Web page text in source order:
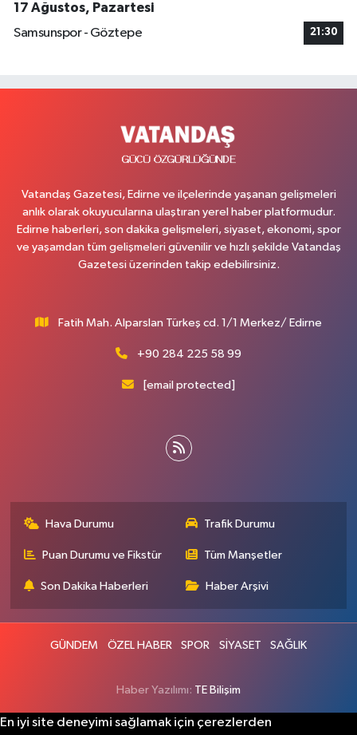
17 Ağustos, Pazartesi
Samsunspor - Göztepe
21:30
Vatandaş Gazetesi, Edirne ve ilçelerinde yaşanan gelişmeleri
anlık olarak okuyucularına ulaştıran yerel haber platformudur.
Edirne haberleri, son dakika gelişmeleri, siyaset, ekonomi, spor
ve yaşamdan tüm gelişmeleri güvenilir ve hızlı şekilde Vatandaş
Gazetesi üzerinden takip edebilirsiniz.
Fatih Mah. Alparslan Türkeş cd. 1/1 Merkez/ Edirne
+90 284 225 58 99
[email protected]
Hava Durumu Trafik Durumu
Puan Durumu ve Fikstür Tüm Manşetler
Son Dakika Haberleri Haber Arşivi
GÜNDEM ÖZEL HABER SPOR SİYASET SAĞLIK
Haber Yazılımı: TE Bilişim
En iyi site deneyimi sağlamak için çerezlerden